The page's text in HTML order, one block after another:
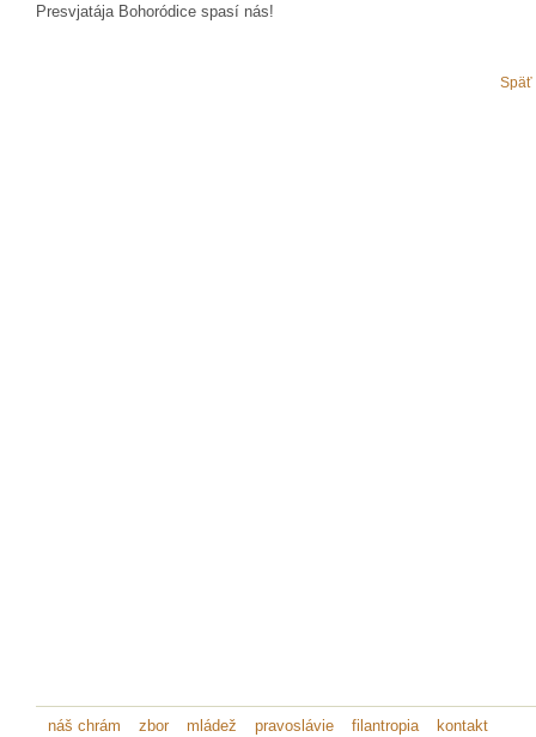
Presvjatája Bohoródice spasí nás!
Späť
náš chrám zbor mládež pravoslávie filantropia kontakt